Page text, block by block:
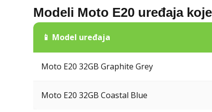
Modeli Moto E20 uređaja
📱 Model uređaja
Moto E20 32GB Graphite Grey
Moto E20 32GB Coastal Blue